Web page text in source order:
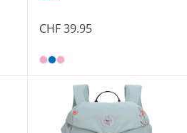
CHF 39.95